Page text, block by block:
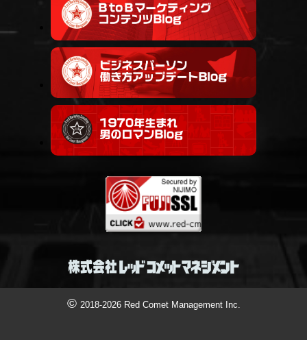
© 2018-2026 Red Comet Management Inc.